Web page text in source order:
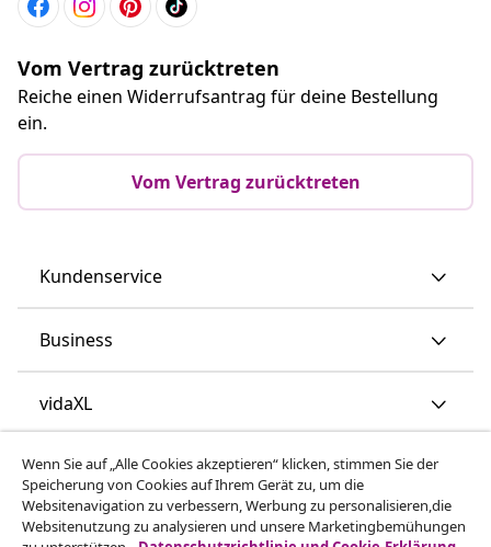
Vom Vertrag zurücktreten
Reiche einen Widerrufsantrag für deine Bestellung
ein.
Vom Vertrag zurücktreten
Kundenservice
Business
vidaXL
Mehr entdecken
Wenn Sie auf „Alle Cookies akzeptieren“ klicken, stimmen Sie der
Speicherung von Cookies auf Ihrem Gerät zu, um die
Websitenavigation zu verbessern, Werbung zu personalisieren,die
Websitenutzung zu analysieren und unsere Marketingbemühungen